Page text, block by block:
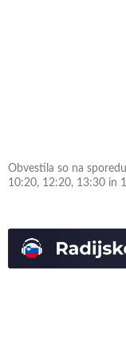
Obvestila so na
10:20, 12:20, 13:30 in